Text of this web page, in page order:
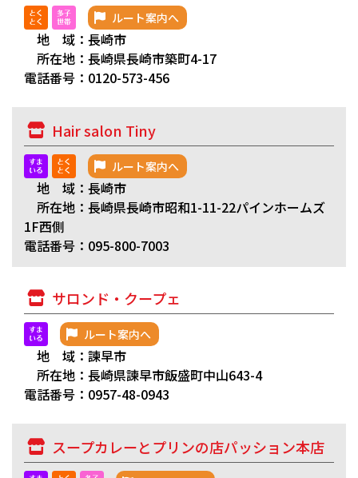
ルート案内へ
地 域：長崎市
所在地：長崎県長崎市築町4-17
電話番号：0120-573-456
Hair salon Tiny
ルート案内へ
地 域：長崎市
所在地：長崎県長崎市昭和1-11-22パインホームズ
1F西側
電話番号：095-800-7003
サロンド・クープェ
ルート案内へ
地 域：諫早市
所在地：長崎県諫早市飯盛町中山643-4
電話番号：0957-48-0943
スープカレーとプリンの店パッション本店